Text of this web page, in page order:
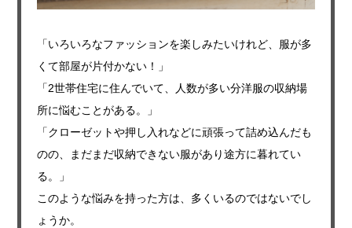
「いろいろなファッションを楽しみたいけれど、服が多
くて部屋が片付かない！」
「2世帯住宅に住んでいて、人数が多い分洋服の収納場
所に悩むことがある。」
「クローゼットや押し入れなどに頑張って詰め込んだも
のの、まだまだ収納できない服があり途方に暮れてい
る。」
このような悩みを持った方は、多くいるのではないでし
ょうか。